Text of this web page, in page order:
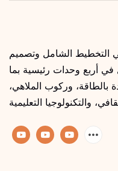
الشامل وتصميم
في أربع وحدات رئيسية بما
بالطاقة، وركوب الملاهي،